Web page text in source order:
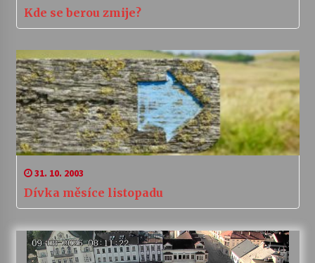
Kde se berou zmije?
31. 10. 2003
Dívka měsíce listopadu